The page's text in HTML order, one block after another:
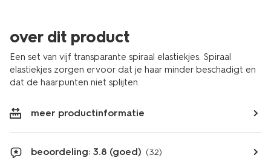
over dit product
Een set van vijf transparante spiraal elastiekjes. Spiraal
elastiekjes zorgen ervoor dat je haar minder beschadigt en
dat de haarpunten niet splijten.
meer productinformatie
beoordeling: 3.8 (goed) (32)